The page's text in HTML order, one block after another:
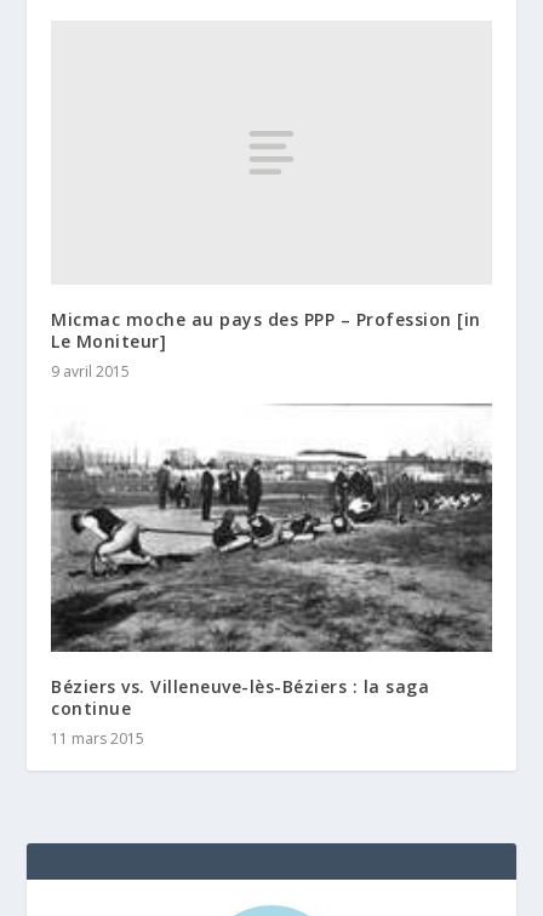
Micmac moche au pays des PPP – Profession [in
Le Moniteur]
9 avril 2015
Béziers vs. Villeneuve-lès-Béziers : la saga
continue
11 mars 2015